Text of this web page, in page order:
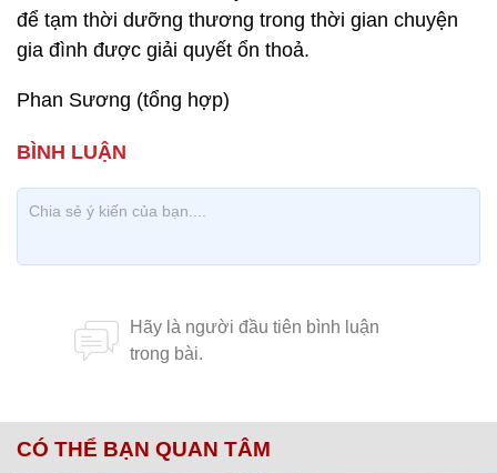
để tạm thời dưỡng thương trong thời gian chuyện
gia đình được giải quyết ổn thoả.
Phan Sương (tổng hợp)
CÓ THỂ BẠN QUAN TÂM